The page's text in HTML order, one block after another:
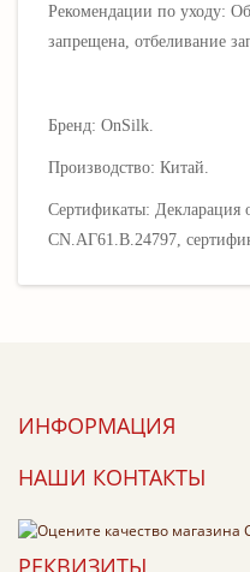
Рекомендации по уходу:
запрещена, отбеливание
Бренд: OnSilk.
Производство: Китай.
Сертификаты:
CN.АГ61.В.24797,
ИНФОРМАЦИЯ
НАШИ КОНТАКТЫ
РЕКВИЗИТЫ